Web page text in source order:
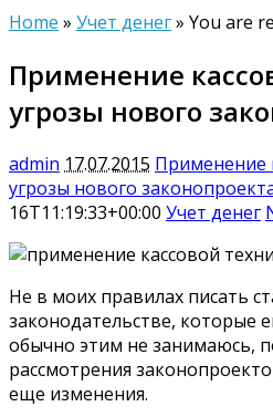
Home » Учет денег» You are
Применение
угрозы нового
admin 17.07.2015 Применение
угрозы нового
16T11:19:33+00:00 Учет денег
Не в моих правилах писать
законодательстве, которые
обычно этим не занимаюсь,
рассмотрения
еще изменения.